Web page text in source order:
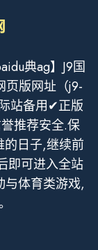
典ag】J9国
页版网址（j9-
站备用✔正版
推荐安全.保
的日子,继续前
即可进入全站
与体育类游戏,